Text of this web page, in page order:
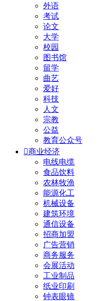
外语
考试
论文
大学
校园
图书馆
留学
曲艺
爱好
科技
人文
宗教
公益
教育公众号
商业经济
电线电缆
食品饮料
农林牧渔
能源化工
机械设备
建筑环境
通信设备
招商加盟
广告营销
商务服务
会展活动
工业制品
纸业印刷
钟表眼镜